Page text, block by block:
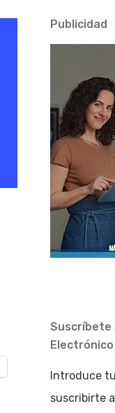
Publicidad
Suscríbete
Electrónico
Introduce
suscribirte